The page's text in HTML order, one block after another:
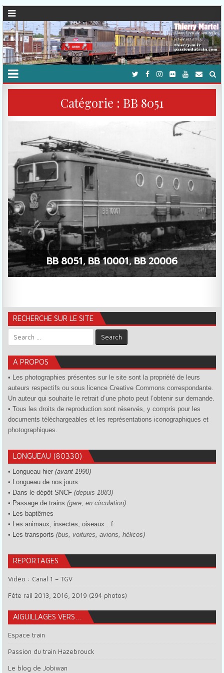
Catégorie : BB 8051
BB 8051, BB 10001, BB 20006
RECHERCHE SUR LE SITE
Search for:
A PROPOS
• Les photographies présentes sur le site sont la propriété de leurs
auteurs respectifs ou sous licence Creative Commons correspondante.
Un auteur qui souhaite le retrait d’une photo peut l’obtenir sur demande.
• Tous les droits de reproduction sont réservés, y compris pour les
documents téléchargeables et les représentations iconographiques et
photographiques.
LONGUEAU (80330)
• Longueau hier (avant 1990)
• Longueau de nos jours
• Dans le dépôt SNCF (depuis 1883)
• Passage de trains (gare, en circulation)
• Les baptêmes
• Les animaux, insectes, oiseaux…f
• Les transports (bus, voitures, avions, hélicos)
REPORTAGES
Vidéo : Canal 1 – TGV
Fête rail 2013, 2016, 2019 (294 photos)
AIGUILLAGES VERS…
Espace train
Passion du train Hazebrouck
Le blog de Jobiwan